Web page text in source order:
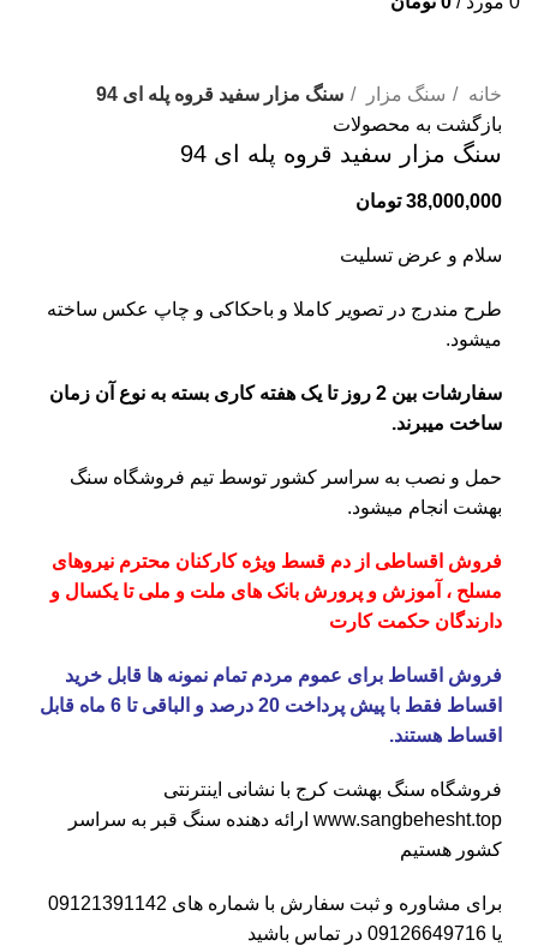
خانه
سنگ مزار
سنگ مزار سفید قروه پله ای 94
بازگشت به محصولات
سنگ مزار سفید قروه پله ای 94
38,000,000 تومان
سلام و عرض تسلیت
طرح مندرج در تصویر کاملا و باحکاکی و چاپ عکس ساخته
میشود.
سفارشات بین 2 روز تا یک هفته کاری بسته به نوع آن زمان
ساخت میبرند.
حمل و نصب به سراسر کشور توسط تیم فروشگاه سنگ
بهشت انجام میشود.
فروش اقساطی از دم قسط ویژه کارکنان محترم نیروهای
مسلح ، آموزش و پرورش بانک های ملت و ملی تا یکسال و
دارندگان حکمت کارت
فروش اقساط برای عموم مردم تمام نمونه ها قابل خرید
اقساط فقط با پیش پرداخت 20 درصد و الباقی تا 6 ماه قابل
اقساط هستند.
فروشگاه سنگ بهشت کرج با نشانی اینترنتی
www.sangbehesht.top ارائه دهنده سنگ قبر به سراسر
کشور هستیم
برای مشاوره و ثبت سفارش با شماره های 09121391142
یا 09126649716 در تماس باشید